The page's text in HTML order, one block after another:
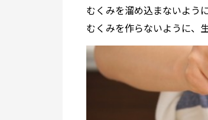
むくみを溜め込まないよう
むくみを作らないように、